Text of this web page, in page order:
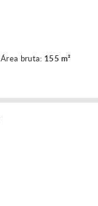
Área bruta: 155 m²